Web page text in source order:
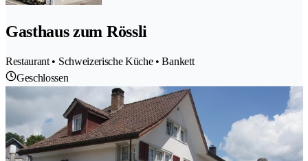
Gasthaus zum Rössli
Restaurant • Schweizerische Küche • Bankett
Geschlossen